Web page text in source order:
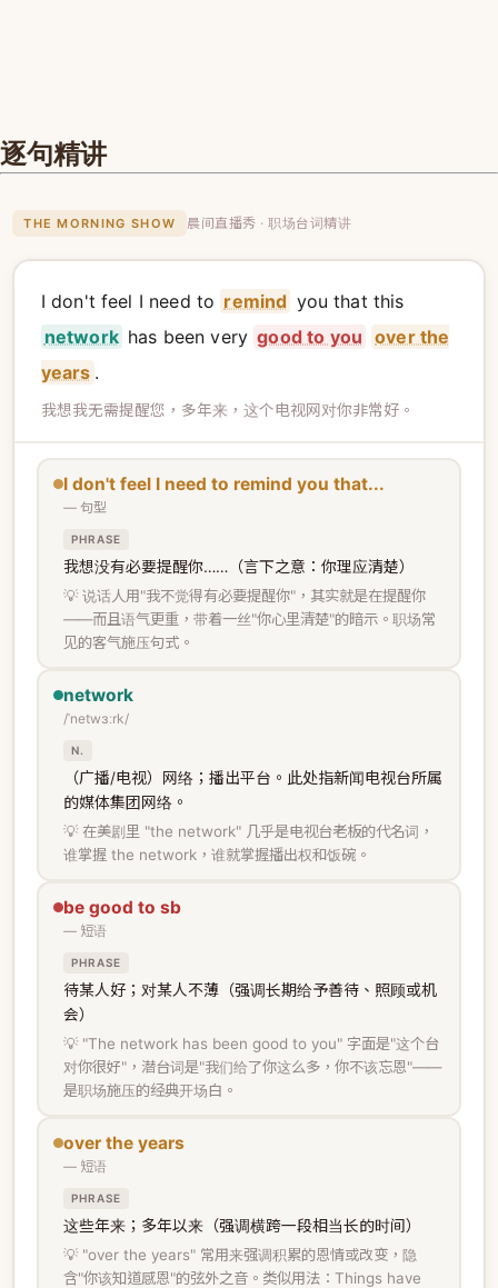
逐句精讲
THE MORNING SHOW 晨间直播秀 · 职场台词精讲
I don't feel I need to remind you that this
network has been very good to you
over the
years .
我想我无需提醒您，多年来，这个电视网对你非常好。
I don't feel I need to remind you that...
— 句型
PHRASE
我想没有必要提醒你……（言下之意：你理应清楚）
💡 说话人用"我不觉得有必要提醒你"，其实就是在提醒你
——而且语气更重，带着一丝"你心里清楚"的暗示。职场常
见的客气施压句式。
network
/ˈnetwɜːrk/
N.
（广播/电视）网络；播出平台。此处指新闻电视台所属
的媒体集团网络。
💡 在美剧里 "the network" 几乎是电视台老板的代名词，
谁掌握 the network，谁就掌握播出权和饭碗。
be good to sb
— 短语
PHRASE
待某人好；对某人不薄（强调长期给予善待、照顾或机
会）
💡 "The network has been good to you" 字面是"这个台
对你很好"，潜台词是"我们给了你这么多，你不该忘恩"——
是职场施压的经典开场白。
over the years
— 短语
PHRASE
这些年来；多年以来（强调横跨一段相当长的时间）
💡 "over the years" 常用来强调积累的恩情或改变，隐
含"你该知道感恩"的弦外之音。类似用法：Things have